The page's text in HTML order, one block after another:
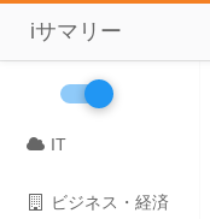
iサマリー
IT
ビジネス・経済